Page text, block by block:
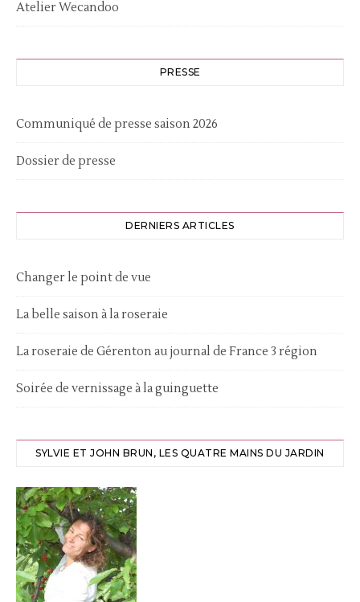
Atelier Wecandoo
PRESSE
Communiqué de presse saison 2026
Dossier de presse
DERNIERS ARTICLES
Changer le point de vue
La belle saison à la roseraie
La roseraie de Gérenton au journal de France 3 région
Soirée de vernissage à la guinguette
SYLVIE ET JOHN BRUN, LES QUATRE MAINS DU JARDIN